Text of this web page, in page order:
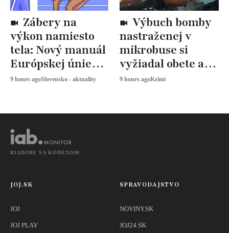
výkon namiesto
tela: Nový manuál
Európskej únie
určuje, ako
9 hours agoSlovensko - aktuality
nastraženej v
mikrobuse si
vyžiadal obete a
zranených
9 hours agoKrimi
RIADIME SA KÓDEXOM
JOJ.SK
JOJ
JOJ PLAY
SPRAVODAJSTVO
NOVINY.SK
JOJ24.SK